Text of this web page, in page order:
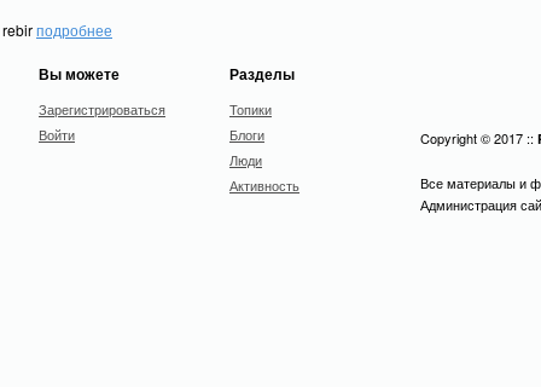
rebirподробнее
Вы можете
Зарегистрироваться
Войти
Разделы
Топики
Блоги
Люди
Активность
Copyright © 2017 ::
Все материалы и
Администрация